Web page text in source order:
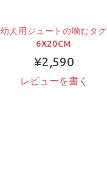
幼犬用ジュートの噛むタグ
6X20CM
¥2,590
レビューを書く